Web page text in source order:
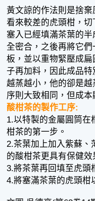
黃文諒的作法則是捨
看來較差的虎頭柑，
塞入已經填滿茶葉的
全密合，之後再將它
板，並以重物緊壓成
子再加料，因此成品
越蒸越小，他的卻是
序則大致相同，但成本
酸柑茶的製作工序:
1.以特製的金屬圓筒在
柑茶的第一步。
2.茶葉加上加入紫蘇、
的酸柑茶更具有保健效
3.將茶葉再回填至虎頭
4.將塞滿茶葉的虎頭柑